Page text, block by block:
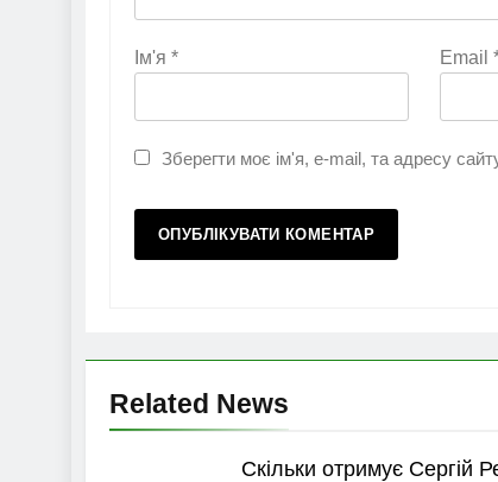
Ім'я * Email
Зберегти моє ім'я, e-mail, та адресу
Related News
Скільки отримує Сергій